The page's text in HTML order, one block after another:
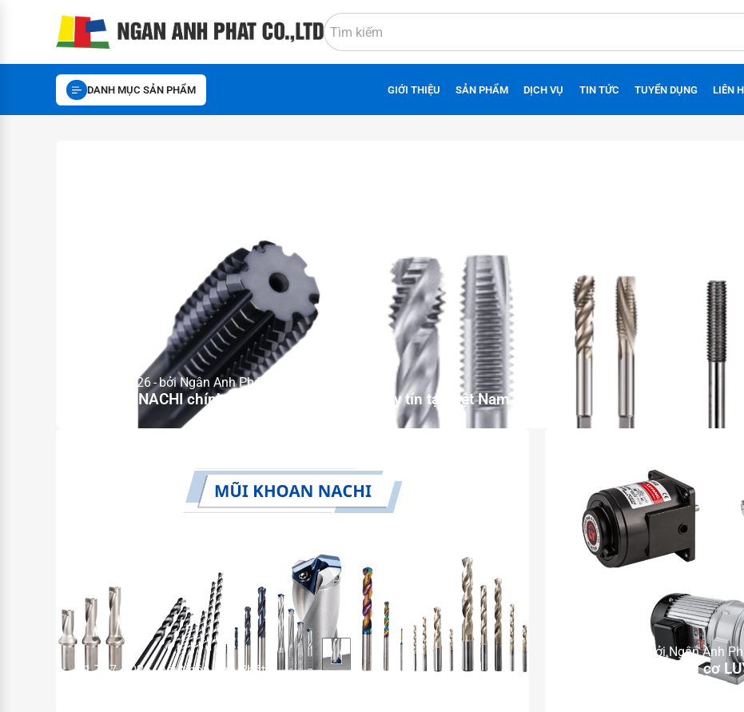
DANH MỤC SẢN PHẨM GIỚI THIỆU SẢN PHẨM DỊCH VỤ TIN TỨC TUYỂN DỤNG LIÊN
15 Th7, 2026 bởi Ngân Anh Phát
Mũi taro NACHI chính hãng – Nhà phân phối uy tín tại Việt Nam
11 Th7, 2026 bởi Ngân Anh Phát
bởi Ngân Anh
Nhà cung cấp động cơ